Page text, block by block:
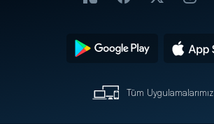
Tüm Uygulamalarımız